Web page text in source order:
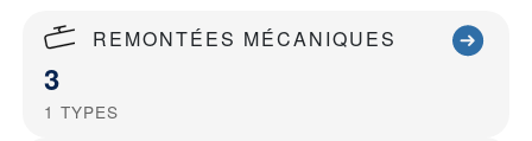
REMONTÉES MÉCANIQUES
3
1 TYPES